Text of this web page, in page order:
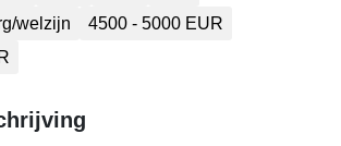
welzijn
4500 - 5000 EUR